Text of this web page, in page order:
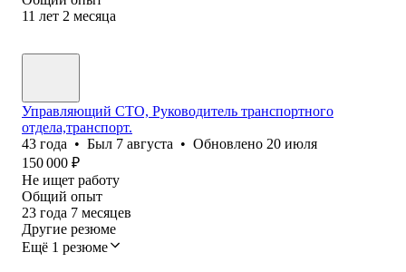
11 лет 2 месяца
Управляющий СТО, Руководитель транспортного
отдела,транспорт.
43 года • Был 7 августа • Обновлено 20 июля
150 000 ₽
Не ищет работу
Общий опыт
23 года 7 месяцев
Другие резюме
Ещё 1 резюме